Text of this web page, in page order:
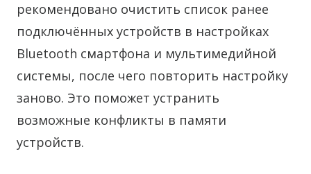
рекомендовано очистить список ранее
подключённых устройств в настройках
Bluetooth смартфона и мультимедийной
системы, после чего повторить настройку
заново. Это поможет устранить
возможные конфликты в памяти
устройств.